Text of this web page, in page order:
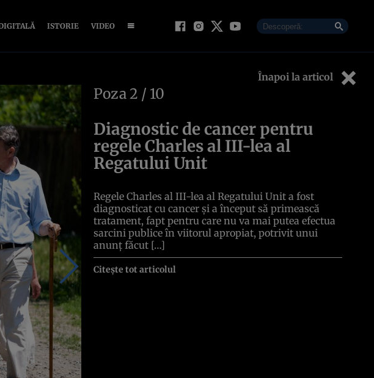
ISTORIE VIDEO
Înapoi la articol
Poza2 / 10
Diagnostic de cancer pentru
regele Charles al III-lea al
Regatului Unit
Regele Charles al III-lea al Regatului Unit a fost
diagnosticat cu cancer și a început să primească
tratament, fapt pentru care nu va mai putea efectua
sarcini publice în viitorul apropiat, potrivit unui
anunț făcut […]
Citește tot articolul